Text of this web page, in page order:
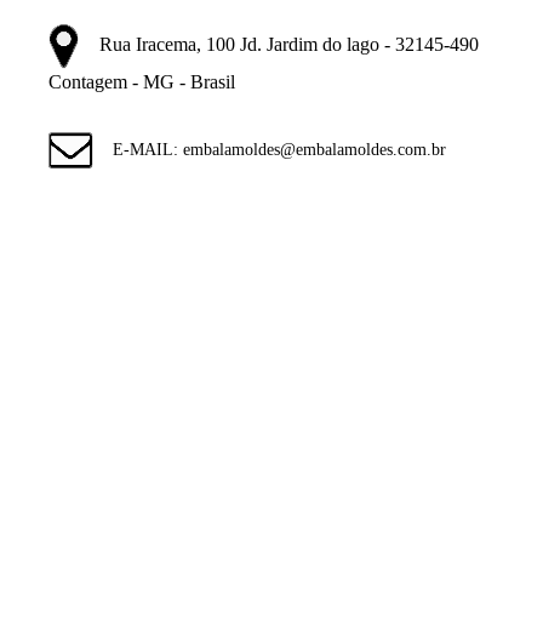
Rua Iracema, 100 Jd. Jardim do lago - 32145-490
Contagem - MG - Brasil
E-MAIL: embalamoldes@embalamoldes.com.br